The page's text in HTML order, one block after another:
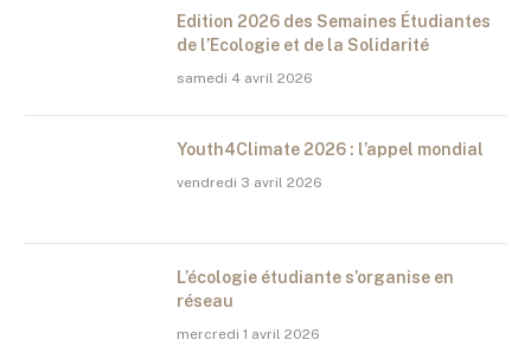
Edition 2026 des Semaines Étudiantes
de l’Ecologie et de la Solidarité
samedi 4 avril 2026
Youth4Climate 2026 : l’appel mondial
vendredi 3 avril 2026
L’écologie étudiante s’organise en
réseau
mercredi 1 avril 2026